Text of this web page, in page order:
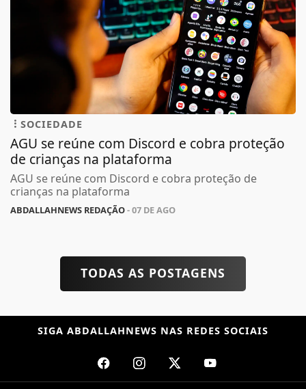
SOCIEDADE
AGU se reúne com Discord e cobra proteção
de crianças na plataforma
AGU se reúne com Discord e cobra proteção de
crianças na plataforma
ABDALLAHNEWS REDAÇÃO- 07 DE AGO
TODAS AS POSTAGENS
SIGA ABDALLAHNEWS NAS REDES SOCIAIS